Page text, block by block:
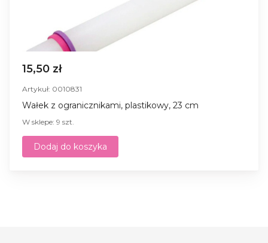
15,50 zł
Artykuł: 0010831
Wałek z ogranicznikami, plastikowy, 23 cm
W sklepe: 9 szt.
Dodaj do koszyka